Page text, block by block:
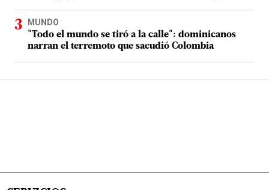
MUNDO
"Todo el mundo se tiró a la calle": dominicanos
narran el terremoto que sacudió Colombia